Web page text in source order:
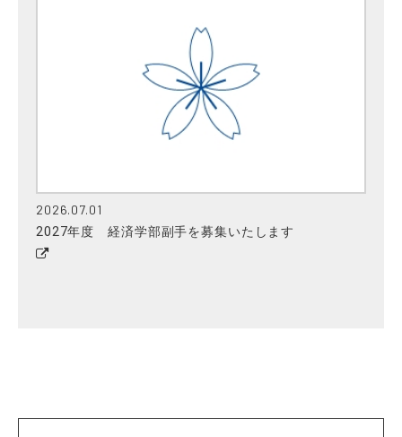
2026.07.01
2027年度 経済学部副手を募集いたします